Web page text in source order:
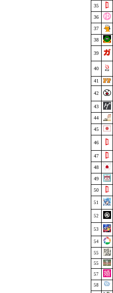
35
36
37
38
39
40
41
42
43
44
45
46
47
48
49
50
51
52
53
54
55
55
57
58